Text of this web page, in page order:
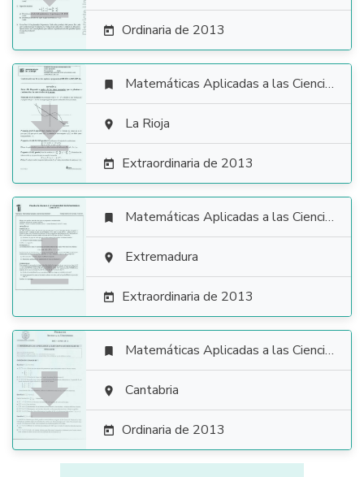
 Ordinaria de 2013

 Matemáticas Aplicadas a las Ciencias Sociales
 La Rioja
 Extraordinaria de 2013

 Matemáticas Aplicadas a las Ciencias Sociales
 Extremadura
 Extraordinaria de 2013

 Matemáticas Aplicadas a las Ciencias Sociales
 Cantabria
 Ordinaria de 2013